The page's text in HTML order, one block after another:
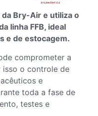
Bry-Air e utiliza o
linha FFB, ideal
e de estocagem.
comprometer a
o controle de
e
toda a fase de
testes e